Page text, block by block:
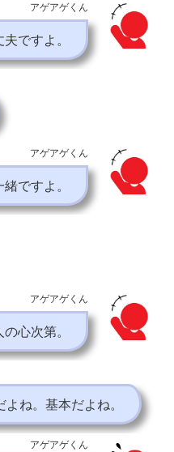
アゲアゲくん
夫ですよ。
アゲアゲくん
ですよ。
アゲアゲくん
心次第。
ね。基本だよね。
アゲアゲくん